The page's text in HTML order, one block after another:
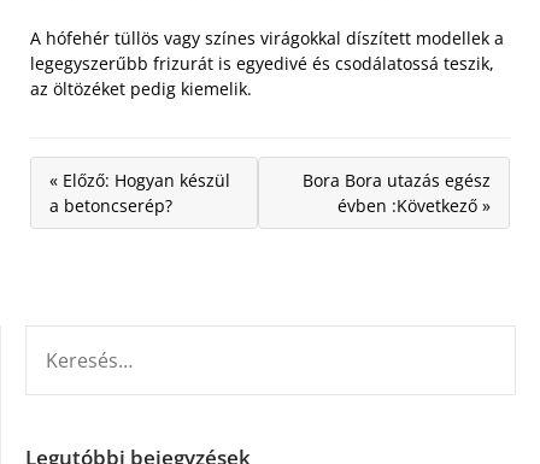
A hófehér tüllös vagy színes virágokkal díszített modellek a
legegyszerűbb frizurát is egyedivé és csodálatossá teszik,
az öltözéket pedig kiemelik.
« Előző: Hogyan készül
a betoncserép?
Bora Bora utazás egész
évben :Következő »
Legutóbbi bejegyzések